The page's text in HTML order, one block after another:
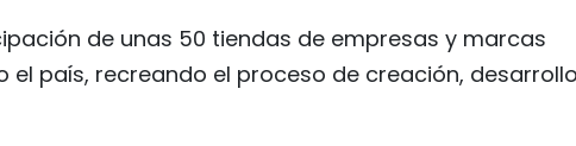
de unas 50 tiendas de empresas y marcas
el país, recreando el proceso de creación,